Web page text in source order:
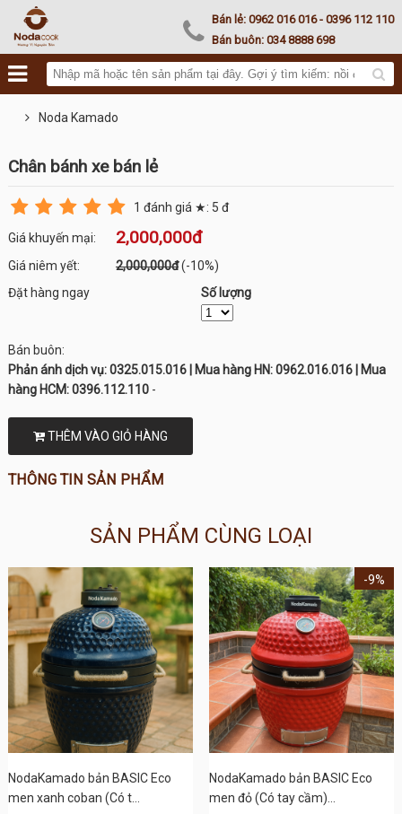
Noda Kamado Bán lẻ:0962 016 016 - 0396 112 110
Bán buôn:034 8888 698
Noda Kamado
Chân bánh xe bán lẻ
1 đánh giá ★: 5 đ
Giá khuyến mại: 2,000,000đ
Giá niêm yết: 2,000,000đ(-10%)
Đặt hàng ngay
Số lượng
Bán buôn:
Phản ánh dịch vụ: 0325.015.016 | Mua hàng HN: 0962.016.016 | Mua
hàng HCM: 0396.112.110-
THÊM VÀO GIỎ HÀNG
THÔNG TIN SẢN PHẨM
SẢN PHẨM CÙNG LOẠI
NodaKamado bản BASIC Eco
men xanh coban (Có t...
NodaKamado bản BASIC Eco
men đỏ (Có tay cầm)...
-9%